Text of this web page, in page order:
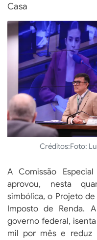
Casa
Créditos:Foto:
A Comissão
aprovou, nesta
simbólica, o Projeto
Imposto de Renda.
governo federal,
mil por mês e reduz